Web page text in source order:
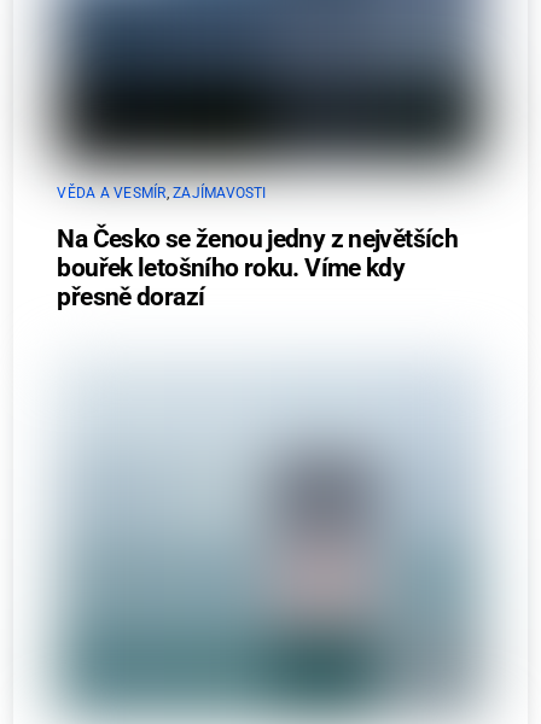
VĚDA A VESMÍR,ZAJÍMAVOSTI
Na Česko se ženou jedny z největších
bouřek letošního roku. Víme kdy
přesně dorazí